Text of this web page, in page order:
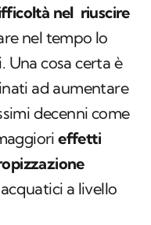
nel riuscire
nel tempo lo
Una cosa certa è
ad aumentare
decenni come
effetti
a livello